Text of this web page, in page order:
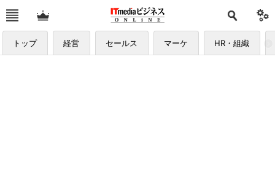
トップ 経営 セールス マーケ HR・組織